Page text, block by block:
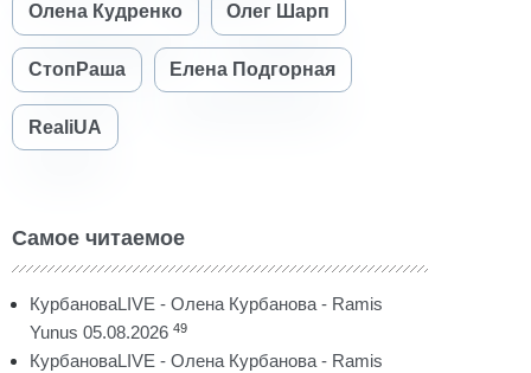
Олена Кудренко Олег Шарп
СтопРаша Елена Подгорная
RealiUA
Самое читаемое
КурбановаLIVE - Олена Курбанова - Ramis
Yunus 05.08.2026 49
КурбановаLIVE - Олена Курбанова - Ramis